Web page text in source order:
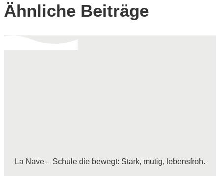
Ähnliche Beiträge
La Nave – Schule die bewegt: Stark, mutig, lebensfroh.